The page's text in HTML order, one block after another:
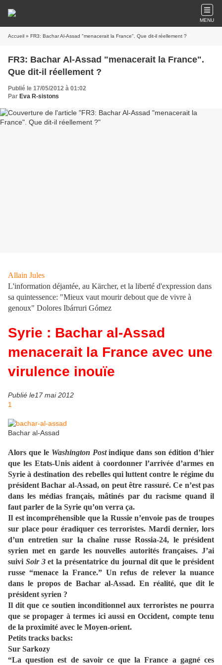
MENU
Accueil » FR3: Bachar Al-Assad "menacerait la France". Que dit-il réellement ?
FR3: Bachar Al-Assad "menacerait la France".
Que dit-il réellement ?
Publié le 17/05/2012 à 01:02
Par Eva R-sistons
Allain Jules
L'information déjantée, au Kärcher, et la liberté d'expression dans
sa quintessence: "Mieux vaut mourir debout que de vivre à
genoux" Dolores Ibárruri Gómez
Syrie : Bachar al-Assad
menacerait la France avec une
virulence inouïe
Publié le17 mai 2012
1
Bachar al-Assad
Alors que le Washington Postindique dans son édition d’hier
que les Etats-Unis aident à coordonner l’arrivée d’armes en
Syrie à destination des rebelles qui luttent contre le régime du
président Bachar al-Assad, on peut être rassuré. Ce n’est pas
dans les médias français, mâtinés par du racisme quand il
faut parler de la Syrie qu’on verra ça.
Il est incompréhensible que la Russie n’envoie pas de troupes
sur place pour éradiquer ces terroristes. Mardi dernier, lors
d’un entretien sur la chaîne russe Rossia-24, le président
syrien met en garde les nouvelles autorités françaises. J’ai
suivi Soir 3et la présentatrice du journal dit que le président
russe “menace la France.” Un refus de relever la nuance
dans le propos de Bachar al-Assad. En réalité, que dit le
président syrien ?
Il dit que ce soutien inconditionnel aux terroristes ne pourra
que se propager à termes ici aussi en Occident, compte tenu
de la proximité avec le Moyen-orient.
Petits tracks backs:
Sur Sarkozy
“La question est de savoir ce que la France a gagné ces